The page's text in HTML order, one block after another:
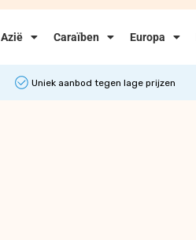
Azië Caraïben Europa
Uniek aanbod tegen lage prijzen